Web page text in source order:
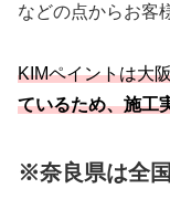
などの点からお客
KIMペイントは大
ているため、施工
※奈良県は全